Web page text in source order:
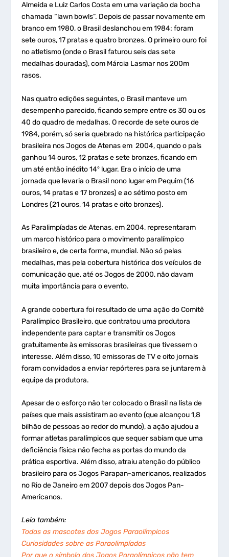
Almeida e Luiz Carlos Costa em uma variação da bocha
chamada “lawn bowls”. Depois de passar novamente em
branco em 1980, o Brasil deslanchou em 1984: foram
sete ouros, 17 pratas e quatro bronzes. O primeiro ouro foi
no atletismo (onde o Brasil faturou seis das sete
medalhas douradas), com Márcia Lasmar nos 200m
rasos.
Nas quatro edições seguintes, o Brasil manteve um
desempenho parecido, ficando sempre entre os 30 ou os
40 do quadro de medalhas. O recorde de sete ouros de
1984, porém, só seria quebrado na histórica participação
brasileira nos Jogos de Atenas em 2004, quando o país
ganhou 14 ouros, 12 pratas e sete bronzes, ficando em
um até então inédito 14º lugar. Era o início de uma
jornada que levaria o Brasil nono lugar em Pequim (16
ouros, 14 pratas e 17 bronzes) e ao sétimo posto em
Londres (21 ouros, 14 pratas e oito bronzes).
As Paralimpíadas de Atenas, em 2004, representaram
um marco histórico para o movimento paralímpico
brasileiro e, de certa forma, mundial. Não só pelas
medalhas, mas pela cobertura histórica dos veículos de
comunicação que, até os Jogos de 2000, não davam
muita importância para o evento.
A grande cobertura foi resultado de uma ação do Comitê
Paralímpico Brasileiro, que contratou uma produtora
independente para captar e transmitir os Jogos
gratuitamente às emissoras brasileiras que tivessem o
interesse. Além disso, 10 emissoras de TV e oito jornais
foram convidados a enviar repórteres para se juntarem à
equipe da produtora.
Apesar de o esforço não ter colocado o Brasil na lista de
países que mais assistiram ao evento (que alcançou 1,8
bilhão de pessoas ao redor do mundo), a ação ajudou a
formar atletas paralímpicos que sequer sabiam que uma
deficiência física não fecha as portas do mundo da
prática esportiva. Além disso, atraiu atenção do público
brasileiro para os Jogos Parapan-americanos, realizados
no Rio de Janeiro em 2007 depois dos Jogos Pan-
Americanos.
Leia também:
Todas as mascotes dos Jogos Paraolímpicos
Curiosidades sobre as Paraolimpíadas